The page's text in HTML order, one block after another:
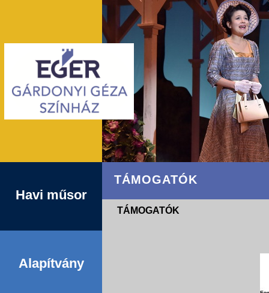
Havi műsor
Alapítvány
TÁMOGATÓK
TÁMOGATÓK